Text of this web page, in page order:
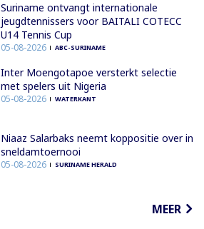
Suriname ontvangt internationale
jeugdtennissers voor BAITALI COTECC
U14 Tennis Cup
05-08-2026 ABC-SURINAME
Inter Moengotapoe versterkt selectie
met spelers uit Nigeria
05-08-2026 WATERKANT
Niaaz Salarbaks neemt koppositie over in
sneldamtoernooi
05-08-2026 SURINAME HERALD
MEER